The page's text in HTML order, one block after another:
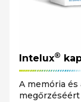
Intelux®
A memória
megőrzéséért